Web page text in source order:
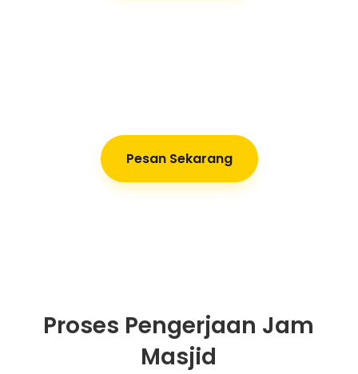
Pesan Sekarang
Proses Pengerjaan Jam
Masjid